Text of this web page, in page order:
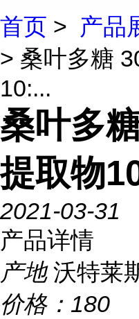
首页 > 产品
> 桑叶多糖
10:...
桑叶多
提取物
2021-03-31
产品详情
产地 沃特莱
价格： 180